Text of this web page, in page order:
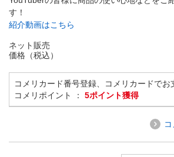
す！
紹介動画はこちら
ネット販売
価格（税込）
コメリカード番号登録、コメリカードでお
コメリポイント ： 5ポイント獲得